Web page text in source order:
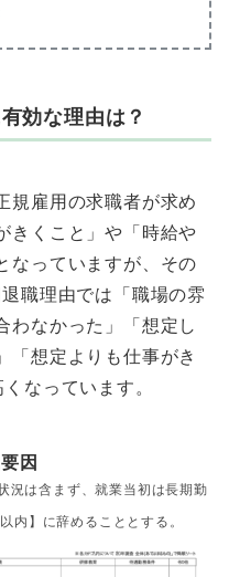
効な理由は？
規雇用の求職者が求め
きくこと」や「時給や
なっていますが、その
職理由では「職場の雰
わなかった」「想定し
「想定よりも仕事がき
なっています。
因
況は含まず、就業当初は長期勤
内】に辞めることとする。